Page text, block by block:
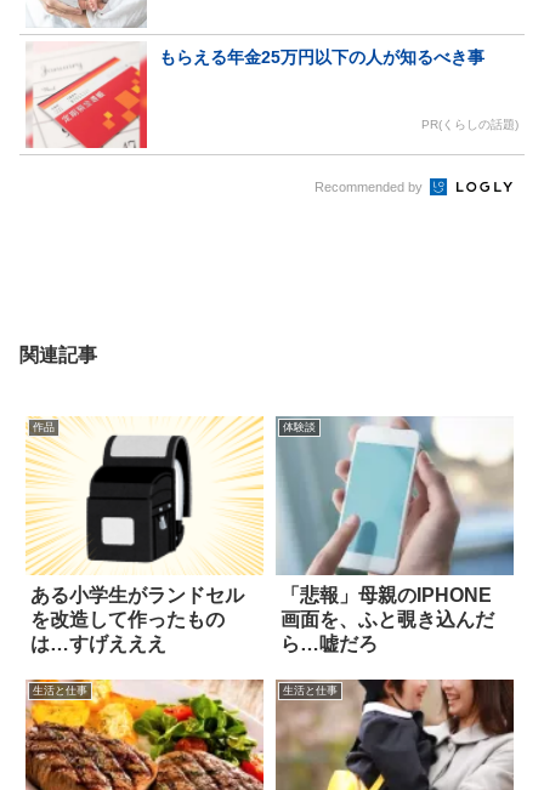
もらえる年金25万円以下の人が知るべき事
PR(くらしの話題)
Recommended by
関連記事
作品
ある小学生がランドセル
を改造して作ったもの
は…すげえええ
体験談
「悲報」母親のIPHONE
画面を、ふと覗き込んだ
ら…嘘だろ
生活と仕事 生活と仕事